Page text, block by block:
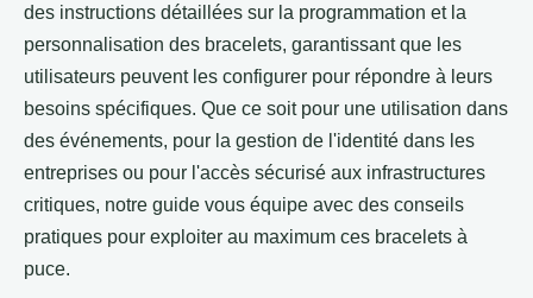
des instructions détaillées sur la programmation et la
personnalisation des bracelets, garantissant que les
utilisateurs peuvent les configurer pour répondre à leurs
besoins spécifiques. Que ce soit pour une utilisation dans
des événements, pour la gestion de l'identité dans les
entreprises ou pour l'accès sécurisé aux infrastructures
critiques, notre guide vous équipe avec des conseils
pratiques pour exploiter au maximum ces bracelets à
puce.